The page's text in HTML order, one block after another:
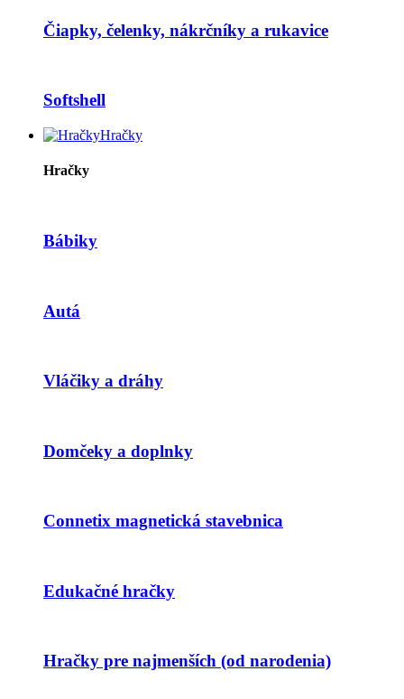
Čiapky, čelenky, nákrčníky a rukavice
Softshell
Hračky
Hračky
Bábiky
Autá
Vláčiky a dráhy
Domčeky a doplnky
Connetix magnetická stavebnica
Edukačné hračky
Hračky pre najmenších (od narodenia)